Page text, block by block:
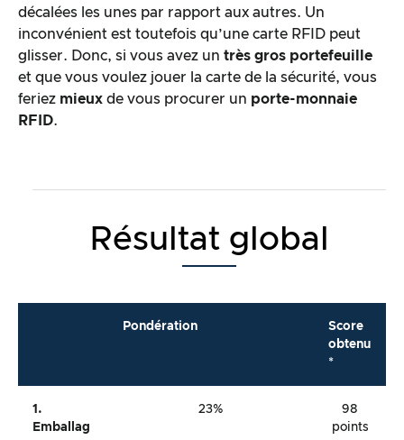
décalées les unes par rapport aux autres. Un
inconvénient est toutefois qu’une carte RFID peut
glisser. Donc, si vous avez un très gros portefeuille
et que vous voulez jouer la carte de la sécurité, vous
feriez mieux de vous procurer un porte-monnaie
RFID.
Résultat global
Pondération
Score
obtenu
*
1.
Emballag
23%
98
points